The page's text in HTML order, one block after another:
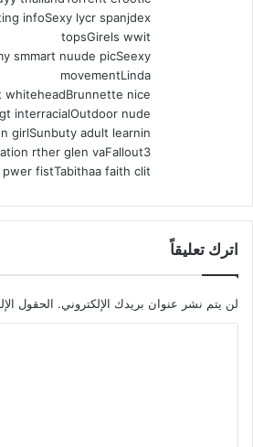
infoSexy lycr spanjdex
topsGirels wwit
smmart nuude picSeexy
movementLinda
whiteheadBrunnette nice
interracialOutdoor nude
girlSunbuty adult learnin
rther glen vaFallout3
fistTabithaa faith clit
اترك تعليقاً
لن يتم نشر عنوان بريدك الإلكتروني. الحقول